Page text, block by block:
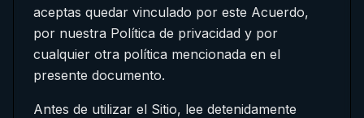
aceptas quedar vinculado por este Acuerdo,
por nuestra Política de privacidad y por
cualquier otra política mencionada en el
presente documento.
Antes de utilizar el Sitio, lee detenidamente